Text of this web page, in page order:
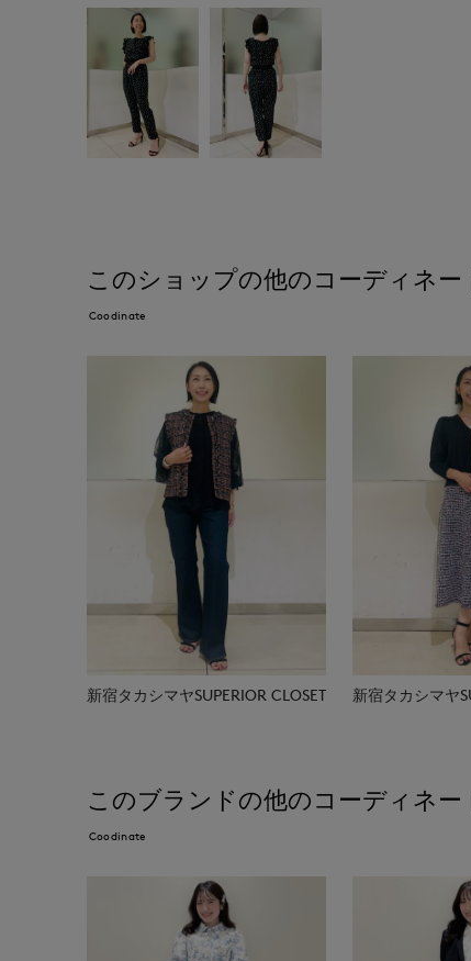
このショップの他のコーディネー
Coodinate
新宿タカシマヤSUPERIOR CLOSET 新宿タカシマヤ
このブランドの他のコーディネー
Coodinate